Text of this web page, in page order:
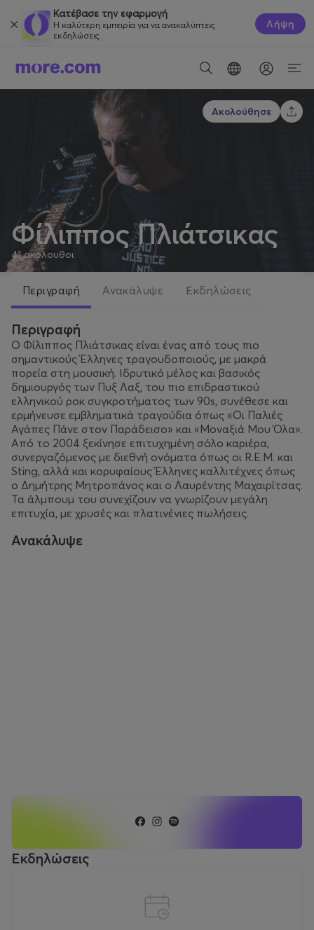
Κατέβασε την εφαρμογή
Η καλύτερη εμπειρία για να ανακαλύπτεις
εκδηλώσεις.
Λήψη
Φίλιππος Πλιάτσικας
41 ακόλουθοι
Ακολούθησε
Περιγραφή Ανακάλυψε Εκδηλώσεις
Περιγραφή
Ο Φίλιππος Πλιάτσικας είναι ένας από τους πιο
σημαντικούς Έλληνες τραγουδοποιούς, με μακρά
πορεία στη μουσική. Ιδρυτικό μέλος και βασικός
δημιουργός των Πυξ Λαξ, του πιο επιδραστικού
ελληνικού ροκ συγκροτήματος των 90s, συνέθεσε και
ερμήνευσε εμβληματικά τραγούδια όπως «Οι Παλιές
Αγάπες Πάνε στον Παράδεισο» και «Μοναξιά Μου Όλα».
Από το 2004 ξεκίνησε επιτυχημένη σόλο καριέρα,
συνεργαζόμενος με διεθνή ονόματα όπως οι R.E.M. και
Sting, αλλά και κορυφαίους Έλληνες καλλιτέχνες όπως
ο Δημήτρης Μητροπάνος και ο Λαυρέντης Μαχαιρίτσας.
Τα άλμπουμ του συνεχίζουν να γνωρίζουν μεγάλη
επιτυχία, με χρυσές και πλατινένιες πωλήσεις.
Ανακάλυψε
Εκδηλώσεις